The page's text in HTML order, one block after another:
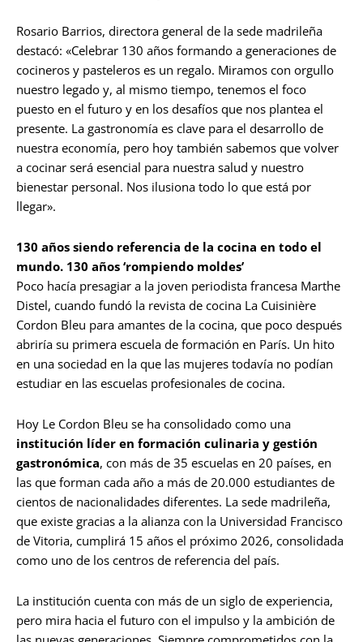
Rosario Barrios, directora general de la sede madrileña
destacó: «Celebrar 130 años formando a generaciones de
cocineros y pasteleros es un regalo. Miramos con orgullo
nuestro legado y, al mismo tiempo, tenemos el foco
puesto en el futuro y en los desafíos que nos plantea el
presente. La gastronomía es clave para el desarrollo de
nuestra economía, pero hoy también sabemos que volver
a cocinar será esencial para nuestra salud y nuestro
bienestar personal. Nos ilusiona todo lo que está por
llegar».
130 años siendo referencia de la cocina en todo el
mundo. 130 años ‘rompiendo moldes’
Poco hacía presagiar a la joven periodista francesa Marthe
Distel, cuando fundó la revista de cocina La Cuisinière
Cordon Bleu para amantes de la cocina, que poco después
abriría su primera escuela de formación en París. Un hito
en una sociedad en la que las mujeres todavía no podían
estudiar en las escuelas profesionales de cocina.
Hoy Le Cordon Bleu se ha consolidado como una
institución líder en formación culinaria y gestión
gastronómica, con más de 35 escuelas en 20 países, en
las que forman cada año a más de 20.000 estudiantes de
cientos de nacionalidades diferentes. La sede madrileña,
que existe gracias a la alianza con la Universidad Francisco
de Vitoria, cumplirá 15 años el próximo 2026, consolidada
como uno de los centros de referencia del país.
La institución cuenta con más de un siglo de experiencia,
pero mira hacia el futuro con el impulso y la ambición de